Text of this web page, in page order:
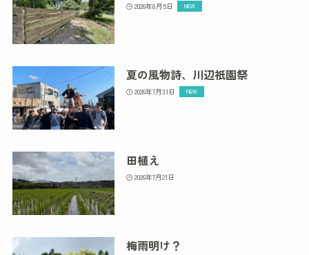
2026年8月5日
夏の風物詩、川辺祇園祭
2026年7月31日
田植え
2026年7月21日
梅雨明け？